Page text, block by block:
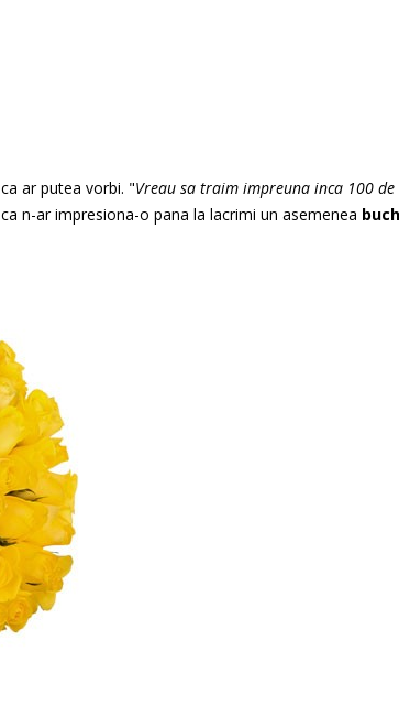
ar putea vorbi. "Vreau sa traim impreuna inca 100 de
n-ar impresiona-o pana la lacrimi un asemenea